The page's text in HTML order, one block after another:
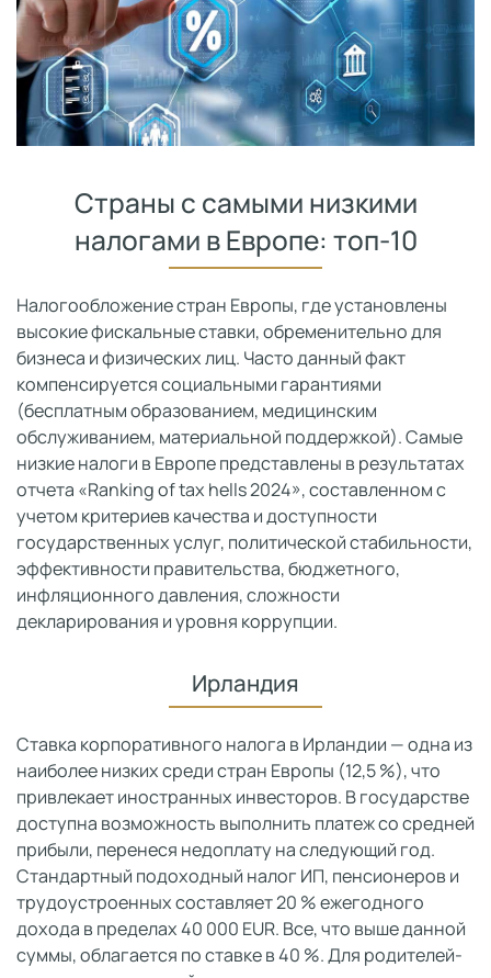
Страны с самыми низкими
налогами в Европе: топ-10
Налогообложение стран Европы, где установлены
высокие фискальные ставки, обременительно для
бизнеса и физических лиц. Часто данный факт
компенсируется социальными гарантиями
(бесплатным образованием, медицинским
обслуживанием, материальной поддержкой). Самые
низкие налоги в Европе представлены в результатах
отчета «Ranking of tax hells 2024», составленном с
учетом критериев качества и доступности
государственных услуг, политической стабильности,
эффективности правительства, бюджетного,
инфляционного давления, сложности
декларирования и уровня коррупции.
Ирландия
Ставка корпоративного налога в Ирландии — одна из
наиболее низких среди стран Европы (12,5 %), что
привлекает иностранных инвесторов. В государстве
доступна возможность выполнить платеж со средней
прибыли, перенеся недоплату на следующий год.
Стандартный подоходный налог ИП, пенсионеров и
трудоустроенных составляет 20 % ежегодного
дохода в пределах 40 000 EUR. Все, что выше данной
суммы, облагается по ставке в 40 %. Для родителей-